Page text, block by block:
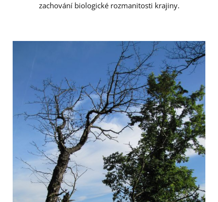
zachování biologické rozmanitosti krajiny.